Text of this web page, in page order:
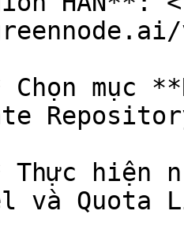
mục
hiện
và Quota